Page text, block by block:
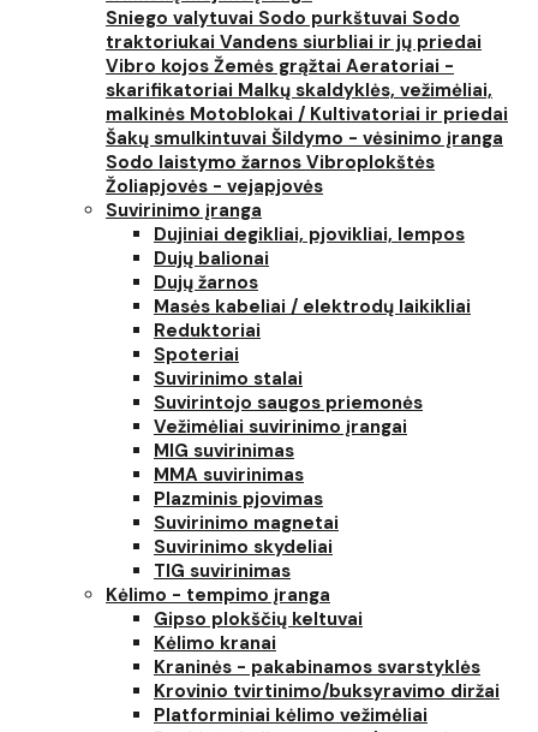
Sniego valytuvai Sodo purkštuvai Sodo
traktoriukai Vandens siurbliai ir jų priedai
Vibro kojos Žemės grąžtai Aeratoriai -
skarifikatoriai Malkų skaldyklės, vežimėliai,
malkinės Motoblokai / Kultivatoriai ir priedai
Šakų smulkintuvai Šildymo - vėsinimo įranga
Sodo laistymo žarnos Vibroplokštės
Žoliapjovės - vejapjovės
Suvirinimo įranga
Dujiniai degikliai, pjovikliai, lempos
Dujų balionai
Dujų žarnos
Masės kabeliai / elektrodų laikikliai
Reduktoriai
Spoteriai
Suvirinimo stalai
Suvirintojo saugos priemonės
Vežimėliai suvirinimo įrangai
MIG suvirinimas
MMA suvirinimas
Plazminis pjovimas
Suvirinimo magnetai
Suvirinimo skydeliai
TIG suvirinimas
Kėlimo - tempimo įranga
Gipso plokščių keltuvai
Kėlimo kranai
Kraninės - pakabinamos svarstyklės
Krovinio tvirtinimo/buksyravimo diržai
Platforminiai kėlimo vežimėliai